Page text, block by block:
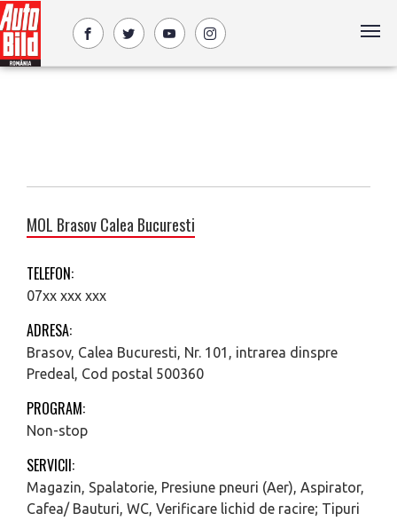
MOL Brasov Calea Bucuresti
TELEFON:
07xx xxx xxx
ADRESA:
Brasov, Calea Bucuresti, Nr. 101, intrarea dinspre
Predeal, Cod postal 500360
PROGRAM:
Non-stop
SERVICII:
Magazin, Spalatorie, Presiune pneuri (Aer), Aspirator,
Cafea/ Bauturi, WC, Verificare lichid de racire; Tipuri